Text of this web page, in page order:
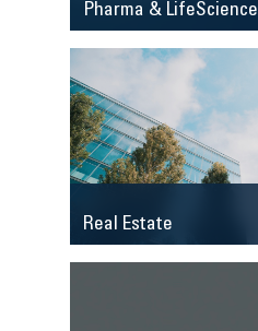
Pharma & LifeScience
Real Estate